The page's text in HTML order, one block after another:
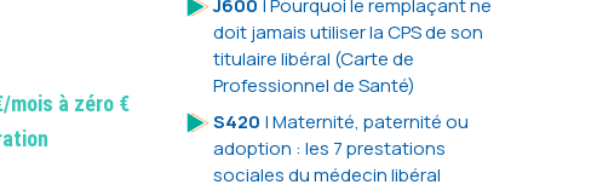
à zéro €
doit jamais utiliser la CPS de son
titulaire libéral (Carte de
Professionnel de Santé)
S420 | Maternité, paternité ou
adoption : les 7 prestations
sociales du médecin libéral